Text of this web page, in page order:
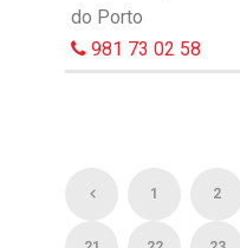
do Porto
981 73 02 58
1 2